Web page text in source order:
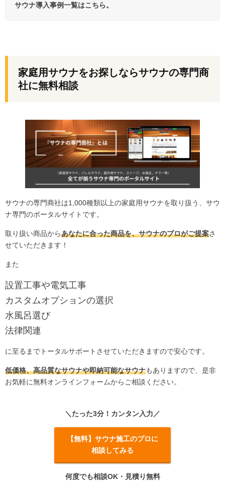
サウナ導入事例一覧はこちら。
家庭用サウナをお探しならサウナの専門商
社に無料相談
サウナの専門商社は1,000種類以上の家庭用サウナを取り扱う、サウ
ナ専門のポータルサイトです。
取り扱い商品からあなたに合った商品を、サウナのプロがご提案さ
せていただきます！
また
設置工事や電気工事
カスタムオプションの選択
水風呂選び
法律関連
に至るまでトータルサポートさせていただきますので安心です。
低価格、高品質なサウナや即納可能なサウナもありますので、是非
お気軽に無料オンラインフォームからご相談ください。
＼たった3分！カンタン入力／
【無料】サウナ施工のプロに
相談してみる
何度でも相談OK・見積り無料